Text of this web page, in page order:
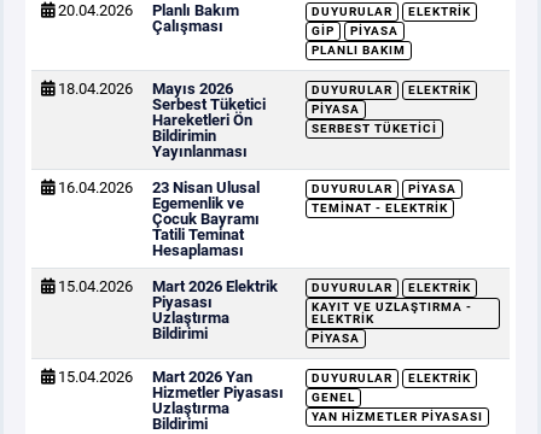
20.04.2026
Planlı Bakım
Çalışması
DUYURULAR
ELEKTRIK
GİP
PIYASA
PLANLI BAKIM
18.04.2026
Mayıs 2026
Serbest Tüketici
Hareketleri Ön
Bildirimin
Yayınlanması
DUYURULAR
ELEKTRIK
PIYASA
SERBEST TÜKETICI
16.04.2026
23 Nisan Ulusal
Egemenlik ve
Çocuk Bayramı
Tatili Teminat
Hesaplaması
DUYURULAR
PIYASA
TEMINAT - ELEKTRIK
15.04.2026
Mart 2026 Elektrik
Piyasası
Uzlaştırma
Bildirimi
DUYURULAR
ELEKTRIK
KAYIT VE UZLAŞTIRMA -
ELEKTRIK
PIYASA
15.04.2026
Mart 2026 Yan
Hizmetler Piyasası
Uzlaştırma
Bildirimi
DUYURULAR
ELEKTRIK
GENEL
YAN HIZMETLER PIYASASI